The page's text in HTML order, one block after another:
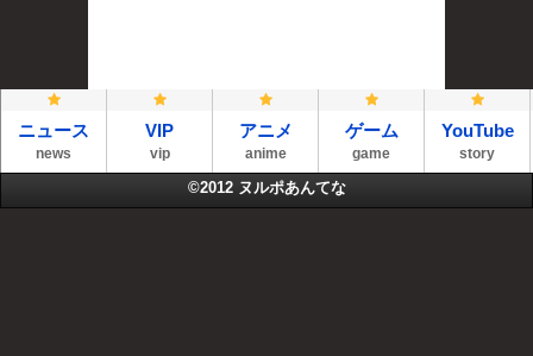
ニュース
news
VIP
vip
アニメ
anime
ゲーム
game
YouTube
story
©2012 ヌルポあんてな